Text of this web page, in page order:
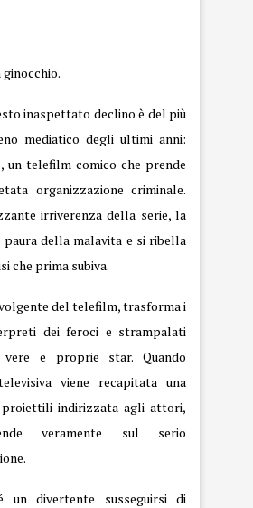
ginocchio.
inaspettato declino è del più
mediatico degli ultimi anni:
un telefilm comico che prende
organizzazione criminale.
irriverenza della serie, la
paura della malavita e si ribella
che prima subiva.
del telefilm, trasforma i
dei feroci e strampalati
e proprie star. Quando
viene recapitata una
indirizzata agli attori,
veramente sul serio
un divertente susseguirsi di